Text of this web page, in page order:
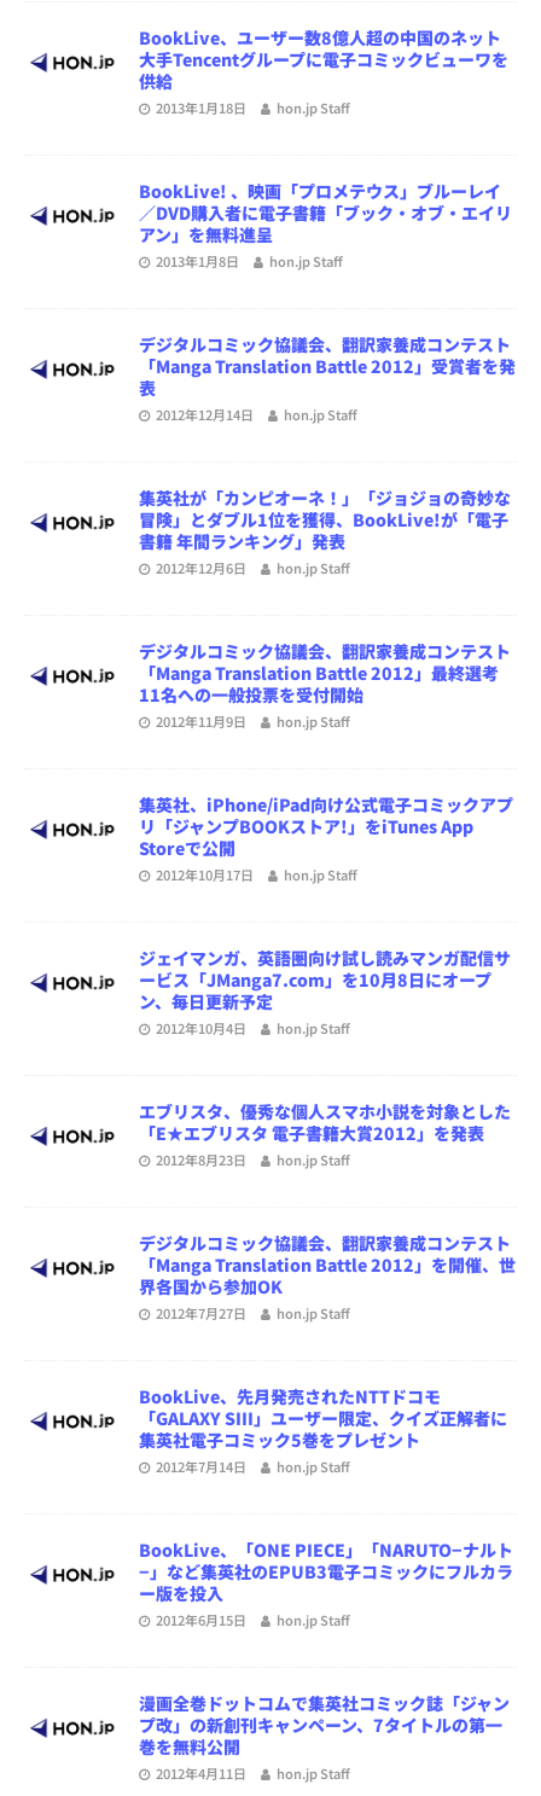
BookLive、ユーザー数8億人超の中国のネット
大手Tencentグループに電子コミックビューワを
供給
2013年1月18日 hon.jp Staff
BookLive! 、映画「プロメテウス」ブルーレイ
／DVD購入者に電子書籍「ブック・オブ・エイリ
アン」を無料進呈
2013年1月8日 hon.jp Staff
デジタルコミック協議会、翻訳家養成コンテスト
「Manga Translation Battle 2012」受賞者を発
表
2012年12月14日 hon.jp Staff
集英社が「カンピオーネ！」「ジョジョの奇妙な
冒険」とダブル1位を獲得、BookLive!が「電子
書籍 年間ランキング」発表
2012年12月6日 hon.jp Staff
デジタルコミック協議会、翻訳家養成コンテスト
「Manga Translation Battle 2012」最終選考
11名への一般投票を受付開始
2012年11月9日 hon.jp Staff
集英社、iPhone/iPad向け公式電子コミックアプ
リ「ジャンプBOOKストア!」をiTunes App
Storeで公開
2012年10月17日 hon.jp Staff
ジェイマンガ、英語圏向け試し読みマンガ配信サ
ービス「JManga7.com」を10月8日にオープ
ン、毎日更新予定
2012年10月4日 hon.jp Staff
エブリスタ、優秀な個人スマホ小説を対象とした
「E★エブリスタ 電子書籍大賞2012」を発表
2012年8月23日 hon.jp Staff
デジタルコミック協議会、翻訳家養成コンテスト
「Manga Translation Battle 2012」を開催、世
界各国から参加OK
2012年7月27日 hon.jp Staff
BookLive、先月発売されたNTTドコモ
「GALAXY SIII」ユーザー限定、クイズ正解者に
集英社電子コミック5巻をプレゼント
2012年7月14日 hon.jp Staff
BookLive、「ONE PIECE」「NARUTO−ナルト
−」など集英社のEPUB3電子コミックにフルカラ
ー版を投入
2012年6月15日 hon.jp Staff
漫画全巻ドットコムで集英社コミック誌「ジャン
プ改」の新創刊キャンペーン、7タイトルの第一
巻を無料公開
2012年4月11日 hon.jp Staff